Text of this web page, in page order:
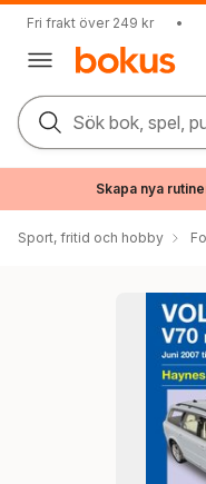
Fri frakt över 249 kr •
Sök bok, spel,
Skapa nya
Sport, fritid och hobby